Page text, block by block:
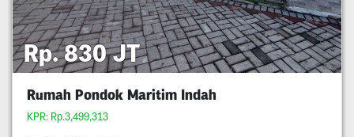
Rp. 830 JT
Rumah Pondok Maritim Indah
KPR: Rp.3,499,313